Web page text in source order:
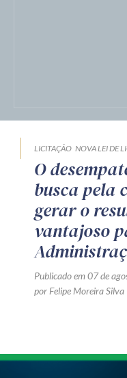
LICITAÇÃO NOVA LEI DE
O
busca pela
gerar o
vantajoso
Publicado em 07 de
por Felipe Moreira Silva